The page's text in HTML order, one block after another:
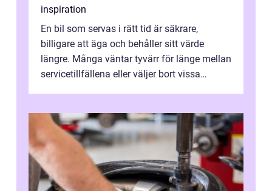
inspiration
En bil som servas i rätt tid är säkrare,
billigare att äga och behåller sitt värde
längre. Många väntar tyvärr för länge mellan
servicetillfällena eller väljer bort vissa